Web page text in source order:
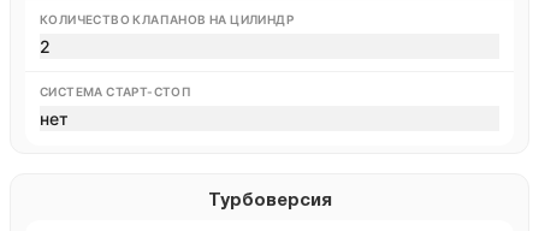
КОЛИЧЕСТВО КЛАПАНОВ НА ЦИЛИНДР
2
СИСТЕМА СТАРТ-СТОП
нет
Турбоверсия